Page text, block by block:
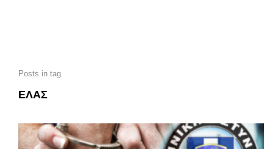
Posts in tag
ΕΛΑΣ